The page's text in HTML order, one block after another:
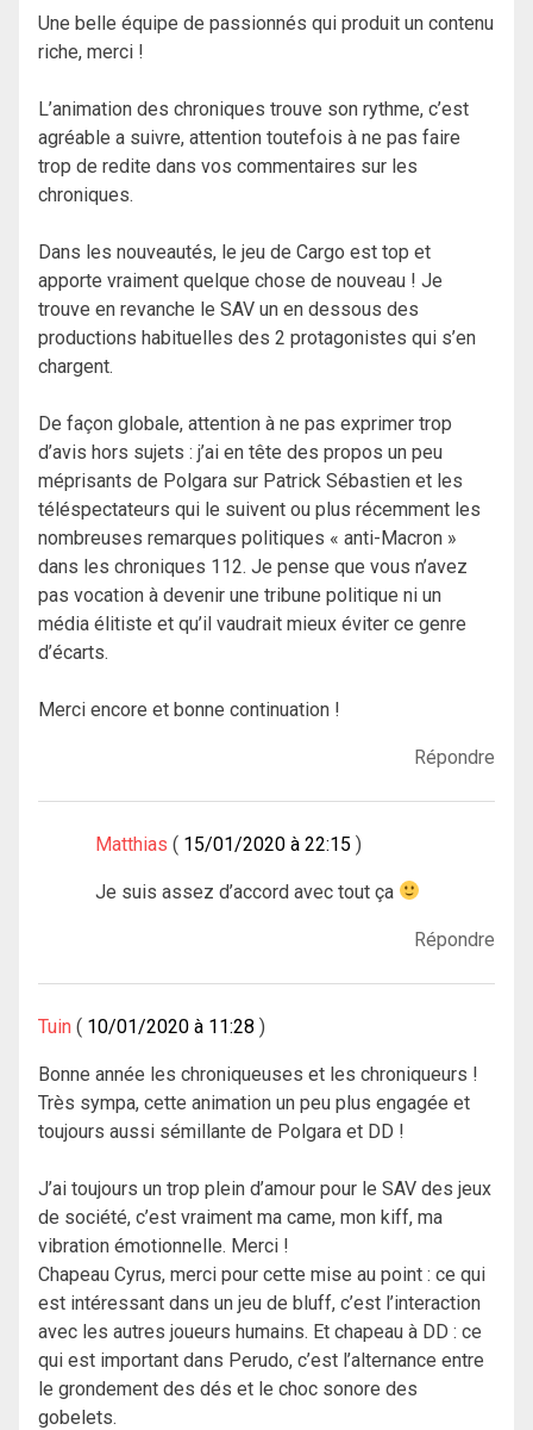
Une belle équipe de passionnés qui produit un contenu
riche, merci !
L’animation des chroniques trouve son rythme, c’est
agréable a suivre, attention toutefois à ne pas faire
trop de redite dans vos commentaires sur les
chroniques.
Dans les nouveautés, le jeu de Cargo est top et
apporte vraiment quelque chose de nouveau ! Je
trouve en revanche le SAV un en dessous des
productions habituelles des 2 protagonistes qui s’en
chargent.
De façon globale, attention à ne pas exprimer trop
d’avis hors sujets : j’ai en tête des propos un peu
méprisants de Polgara sur Patrick Sébastien et les
téléspectateurs qui le suivent ou plus récemment les
nombreuses remarques politiques « anti-Macron »
dans les chroniques 112. Je pense que vous n’avez
pas vocation à devenir une tribune politique ni un
média élitiste et qu’il vaudrait mieux éviter ce genre
d’écarts.
Merci encore et bonne continuation !
Répondre
Matthias 15/01/2020 à 22:15
Je suis assez d’accord avec tout ça
Répondre
Tuin 10/01/2020 à 11:28
Bonne année les chroniqueuses et les chroniqueurs !
Très sympa, cette animation un peu plus engagée et
toujours aussi sémillante de Polgara et DD !
J’ai toujours un trop plein d’amour pour le SAV des jeux
de société, c’est vraiment ma came, mon kiff, ma
vibration émotionnelle. Merci !
Chapeau Cyrus, merci pour cette mise au point : ce qui
est intéressant dans un jeu de bluff, c’est l’interaction
avec les autres joueurs humains. Et chapeau à DD : ce
qui est important dans Perudo, c’est l’alternance entre
le grondement des dés et le choc sonore des
gobelets.